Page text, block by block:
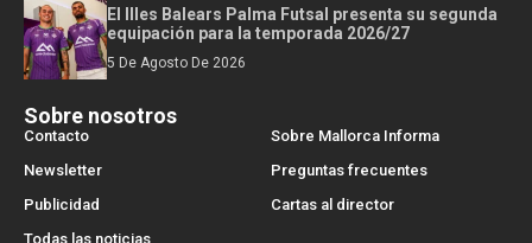
El Illes Balears Palma Futsal presenta su segunda
equipación para la temporada 2026/27
5 De Agosto De 2026
Sobre nosotros
Contacto
Sobre Mallorca Informa
Newsletter
Preguntas frecuentes
Publicidad
Cartas al director
Todas las noticias